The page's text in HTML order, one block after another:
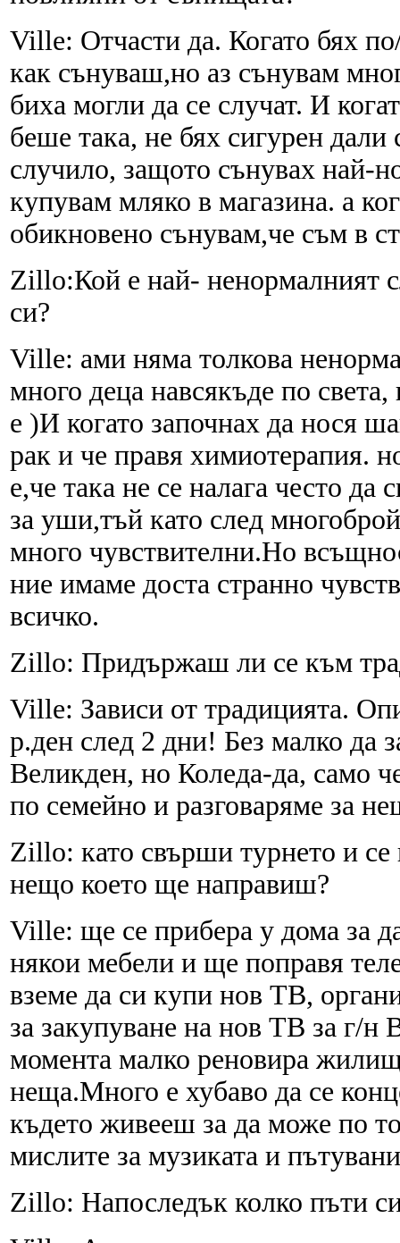
Ville: Отчасти да. Когато бях
как сънуваш,но аз сънувам
биха могли да се случат. И
беше така, не бях сигурен
случило, защото сънувах най-
купувам мляко в магазина. а
обикновено сънувам,че съм в
Zillo:Кой е най- ненормалният
си?
Ville: ами няма толкова
много деца навсякъде по
е )И когато започнах да нося
рак и че правя химиотерапия.
е,че така не се налага често
за уши,тъй като след
много чувствителни.Но
ние имаме доста странно
всичко.
Zillo: Придържаш ли се към
Ville: Зависи от традицията.
р.ден след 2 дни! Без малко да
Великден, но Коледа-да, само
по семейно и разговаряме за
Zillo: като свърши турнето и
нещо което ще направиш?
Ville: ще се прибера у дома за
някои мебели и ще поправя
вземе да си купи нов ТВ,
за закупуване на нов ТВ за г/
момента малко реновира
неща.Много е хубаво да се
където живееш за да може по
мислите за музиката и
Zillo: Напоследък колко пъти